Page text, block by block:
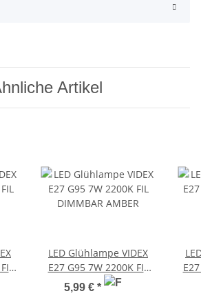
Artikel
LED Glühlampe VIDEX
E27 G95 7W 2200K FIL
DIMMBAR AMBER
5,99 € *